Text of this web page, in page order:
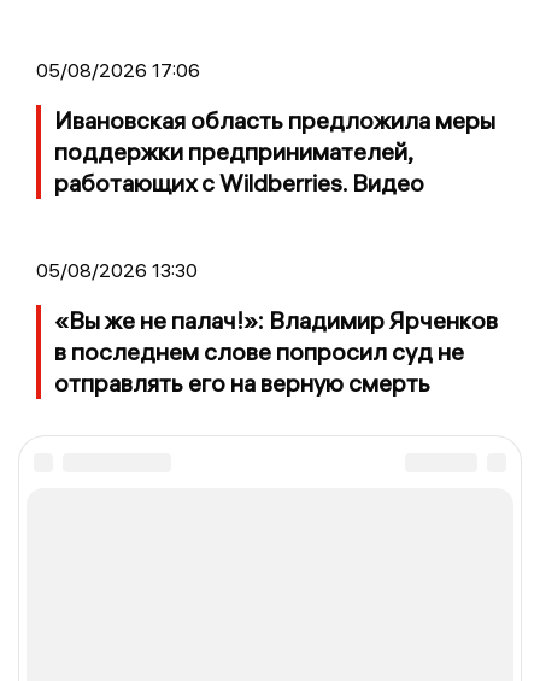
05/08/2026 17:06
Ивановская область предложила меры
поддержки предпринимателей,
работающих с Wildberries. Видео
05/08/2026 13:30
«Вы же не палач!»: Владимир Ярченков
в последнем слове попросил суд не
отправлять его на верную смерть